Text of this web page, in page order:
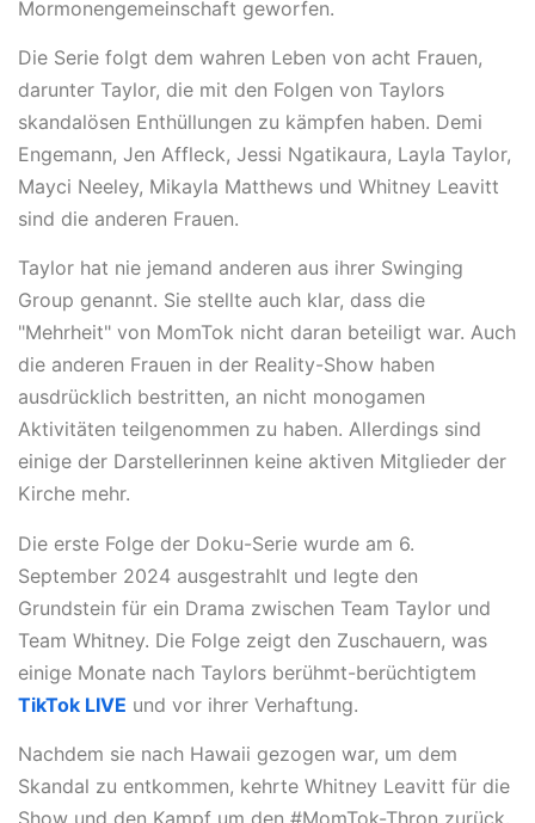
Mormonengemeinschaft geworfen.
Die Serie folgt dem wahren Leben von acht Frauen,
darunter Taylor, die mit den Folgen von Taylors
skandalösen Enthüllungen zu kämpfen haben. Demi
Engemann, Jen Affleck, Jessi Ngatikaura, Layla Taylor,
Mayci Neeley, Mikayla Matthews und Whitney Leavitt
sind die anderen Frauen.
Taylor hat nie jemand anderen aus ihrer Swinging
Group genannt. Sie stellte auch klar, dass die
"Mehrheit" von MomTok nicht daran beteiligt war. Auch
die anderen Frauen in der Reality-Show haben
ausdrücklich bestritten, an nicht monogamen
Aktivitäten teilgenommen zu haben. Allerdings sind
einige der Darstellerinnen keine aktiven Mitglieder der
Kirche mehr.
Die erste Folge der Doku-Serie wurde am 6.
September 2024 ausgestrahlt und legte den
Grundstein für ein Drama zwischen Team Taylor und
Team Whitney. Die Folge zeigt den Zuschauern, was
einige Monate nach Taylors berühmt-berüchtigtem
TikTok LIVE und vor ihrer Verhaftung.
Nachdem sie nach Hawaii gezogen war, um dem
Skandal zu entkommen, kehrte Whitney Leavitt für die